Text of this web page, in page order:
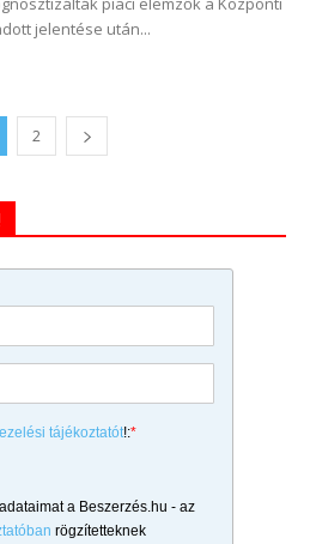
jelentése után...
2
tájékoztatót!:*
a Beszerzés.hu - az
rögzítetteknek